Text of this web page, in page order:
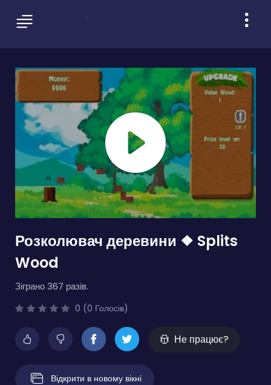
Розколювач деревини ❖ Splits
Wood
Зіграно 367 разів.
0 (0 Голосів)
Не працює?
Відкрити в новому вікні